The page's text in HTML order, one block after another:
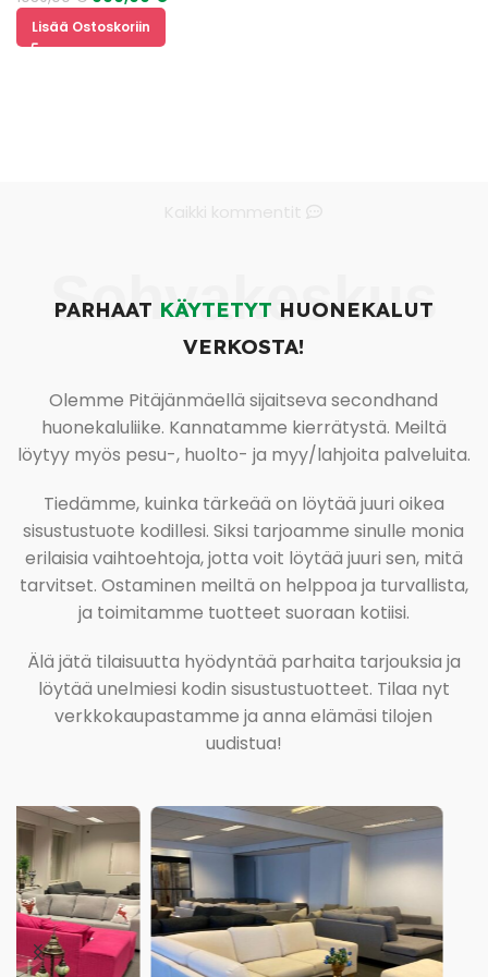
Lisää Ostoskoriin
Sohvakeskus
PARHAAT KÄYTETYT HUONEKALUT
VERKOSTA!
Olemme Pitäjänmäellä sijaitseva secondhand
huonekaluliike. Kannatamme kierrätystä. Meiltä
löytyy myös pesu-, huolto- ja myy/lahjoita palveluita.
Tiedämme, kuinka tärkeää on löytää juuri oikea
sisustustuote kodillesi. Siksi tarjoamme sinulle monia
erilaisia vaihtoehtoja, jotta voit löytää juuri sen, mitä
tarvitset. Ostaminen meiltä on helppoa ja turvallista,
ja toimitamme tuotteet suoraan kotiisi.
Älä jätä tilaisuutta hyödyntää parhaita tarjouksia ja
löytää unelmiesi kodin sisustustuotteet. Tilaa nyt
verkkokaupastamme ja anna elämäsi tilojen
uudistua!